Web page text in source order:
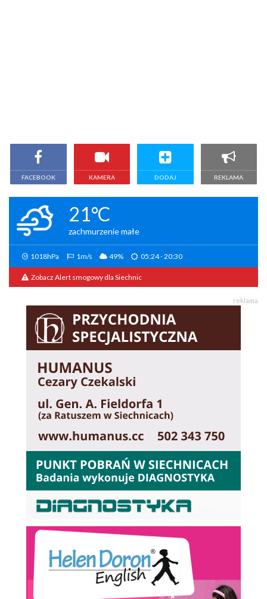
FACEBOOK KAMERA DODAJ REKLAMA
21°C
zachmurzenie małe
1018hPa 1m/s 49% 05:24 - 20:30
Zobacz Alert smogowy dla Siechnic
reklama